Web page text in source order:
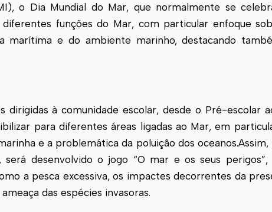
o Dia Mundial do Mar, que normalmente se
funções do Mar, com particular enfoque
marítima e do ambiente marinho, destacando
à comunidade escolar, desde o Pré-escolar
para diferentes áreas ligadas ao Mar, em
e a problemática da poluição dos oceanos.Assim,
desenvolvido o jogo “O mar e os seus perigos”,
a pesca excessiva, os impactes decorrentes da
das espécies invasoras.